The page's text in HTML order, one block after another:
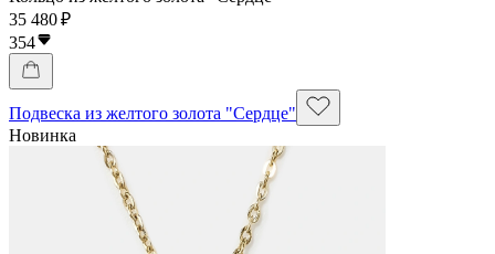
35 480 ₽
354
Подвеска из желтого золота "Сердце"
Новинка